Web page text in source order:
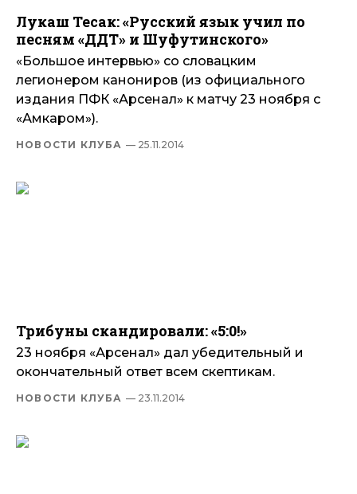
Лукаш Тесак: «Русский язык учил по
песням «ДДТ» и Шуфутинского»
«Большое интервью» со словацким
легионером канониров (из официального
издания ПФК «Арсенал» к матчу 23 ноября с
«Амкаром»).
НОВОСТИ КЛУБА — 25.11.2014
Трибуны скандировали: «5:0!»
23 ноября «Арсенал» дал убедительный и
окончательный ответ всем скептикам.
НОВОСТИ КЛУБА — 23.11.2014